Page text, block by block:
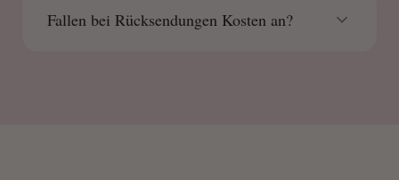
Fallen bei Rücksendungen Kosten an?